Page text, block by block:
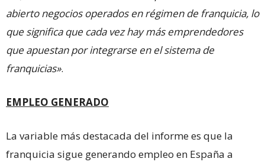
abierto negocios operados en régimen de franquicia, lo
que significa que cada vez hay más emprendedores
que apuestan por integrarse en el sistema de
franquicias».
EMPLEO GENERADO
La variable más destacada del informe es que la
franquicia sigue generando empleo en España a